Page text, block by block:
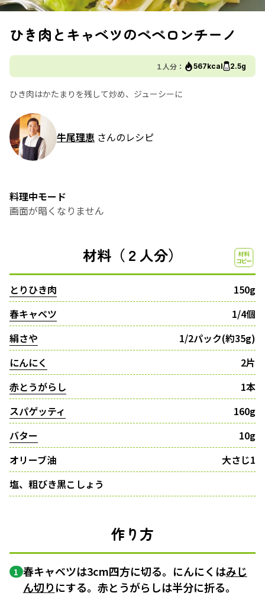
ひき肉とキャベツのペペロンチーノ
１人分： 567kcal 2.5g
ひき肉はかたまりを残して炒め、ジューシーに
牛尾理恵 さんのレシピ
料理中モード
画面が暗くなりません
材料（２人分）
とりひき肉
150g
春キャベツ
1/4個
絹さや
1/2パック(約35g)
にんにく
2片
赤とうがらし
1本
スパゲッティ
160g
バター
10g
オリーブ油
大さじ1
塩、粗びき黒こしょう
作り方
1 春キャベツは3cm四方に切る。にんにくはみじ
ん切りにする。赤とうがらしは半分に折る。